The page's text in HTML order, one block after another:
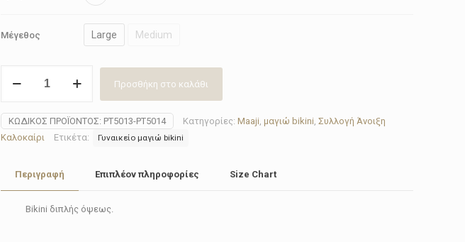
Μέγεθος Large Medium
Maaji
PT5014
ποσότητα
Προσθήκη στο καλάθι
ΚΩΔΙΚΌΣ ΠΡΟΪΌΝΤΟΣ: PT5013-PT5014 Κατηγορίες: Maaji, μαγιώ bikini, Συλλογή Άνοιξη
Καλοκαίρι
Ετικέτα: Γυναικείο μαγιώ bikini
Περιγραφή Επιπλέον πληροφορίες Size Chart
Bikini διπλής όψεως.